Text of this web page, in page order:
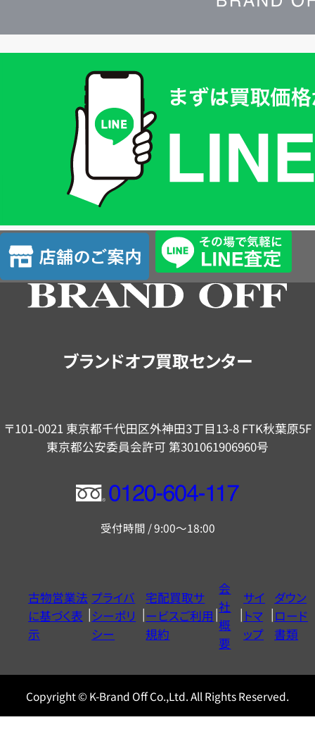
査
定
店
舗
の
ブランドオフ買取センター
〒101-0021 東京都千代田区外神田3丁目13-8 FTK秋葉原5F
東京都公安委員会許可 第301061906960号
フ
ー
ヤ
ル
0120604117
受付時間 / 9:00～18:00
古物営業法
に基づく表
示
プライバ
シーポリ
シー
宅配買取サ
ービスご利用
規約
会
社
概
要
サイ
トマ
ップ
ダウン
ロード
書類
Copyright © K-Brand Off Co.,Ltd. All Rights Reserved.